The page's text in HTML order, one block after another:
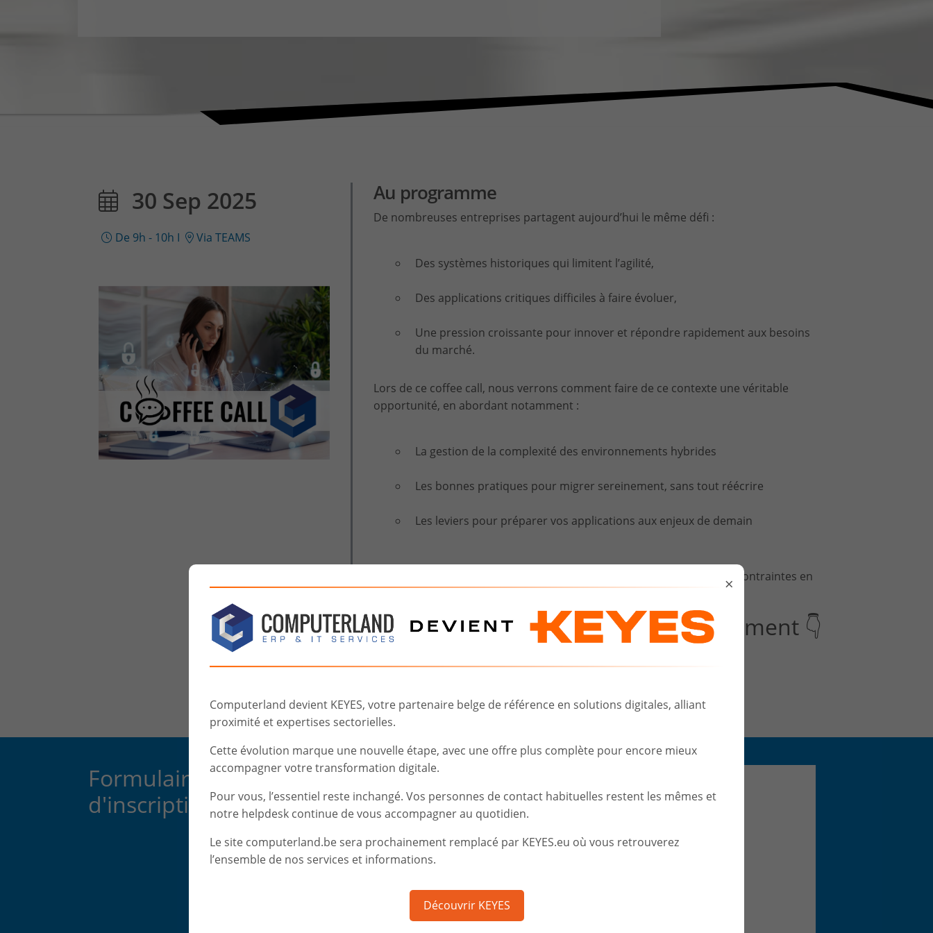
×
Computerland devient KEYES, votre partenaire belge de référence en solutions digitales, alliant
proximité et expertises sectorielles.
Cette évolution marque une nouvelle étape, avec une offre plus complète pour encore mieux
accompagner votre transformation digitale.
Pour vous, l’essentiel reste inchangé. Vos personnes de contact habituelles restent les mêmes et
notre helpdesk continue de vous accompagner au quotidien.
Le site computerland.be sera prochainement remplacé par KEYES.eu où vous retrouverez
l’ensemble de nos services et informations.
Découvrir KEYES
30 Sep 2025
De 9h - 10h I Via TEAMS
Au programme
De nombreuses entreprises partagent aujourd’hui le même défi :
Des systèmes historiques qui limitent l’agilité,
Des applications critiques difficiles à faire évoluer,
Une pression croissante pour innover et répondre rapidement aux besoins
du marché.
Lors de ce coffee call, nous verrons comment faire de ce contexte une véritable
opportunité, en abordant notamment :
La gestion de la complexité des environnements hybrides
Les bonnes pratiques pour migrer sereinement, sans tout réécrire
Les leviers pour préparer vos applications aux enjeux de demain
Un échange concret, tourné vers les solutions, pour transformer vos contraintes en
👇 Inscrivez-vous vite à notre évènement 👇
Formulaire
d'inscription